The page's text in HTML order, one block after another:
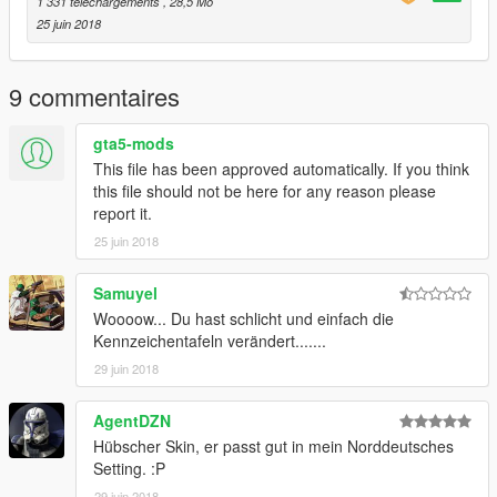
a5/vehicles.rpf/" or the last patchday!
TheLaw
Find me on Discord, Facebook and GTA5-mods:
Discord
Facebook
GTA5-Mods
Find TopMods on Facebook and GTA5-mods:
Homepage - TopMods
Facebook - TopMods
GTA5-Mods - TopMods
By downloading and using the contents of this archive you
agree to the following terms:
25 juin 2018
9 commentaires
gta5-mods
This file has been approved automatically. If you think
this file should not be here for any reason please
report it.
25 juin 2018
Samuyel
Woooow... Du hast schlicht und einfach die
Kennzeichentafeln verändert.......
29 juin 2018
AgentDZN
Hübscher Skin, er passt gut in mein Norddeutsches
Setting. :P